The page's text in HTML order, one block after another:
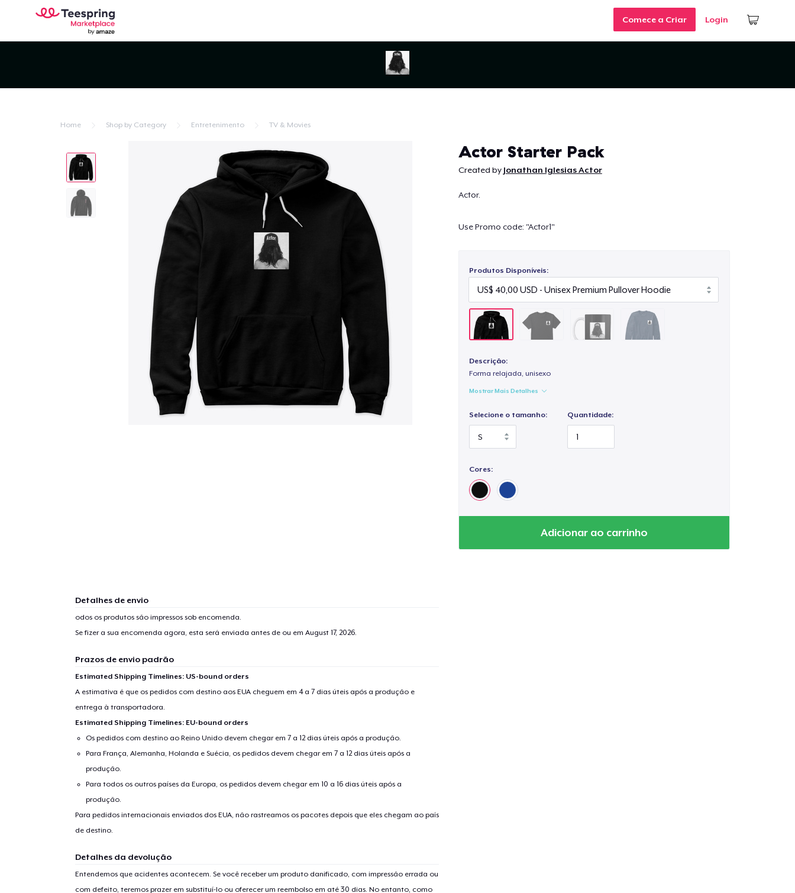
Comece a Criar Login
Home Shop by Category Entretenimento TV & Movies
Actor Starter Pack
Created by Jonathan Iglesias Actor
Actor.
Use Promo code: "Actor1"
Produtos Disponíveis:
Descrição:
Forma relajada, unisexo
Mostrar Mais Detalhes
Selecione o tamanho: Quantidade:
Cores:
Adicionar ao carrinho
Detalhes de envio
odos os produtos são impressos sob encomenda.
Se fizer a sua encomenda agora, esta será enviada antes de ou em August 17, 2026.
Prazos de envio padrão
Estimated Shipping Timelines: US-bound orders
A estimativa é que os pedidos com destino aos EUA cheguem em 4 a 7 dias úteis após a produção e
entrega à transportadora.
Estimated Shipping Timelines: EU-bound orders
Os pedidos com destino ao Reino Unido devem chegar em 7 a 12 dias úteis após a produção.
Para França, Alemanha, Holanda e Suécia, os pedidos devem chegar em 7 a 12 dias úteis após a
produção.
Para todos os outros países da Europa, os pedidos devem chegar em 10 a 16 dias úteis após a
produção.
Para pedidos internacionais enviados dos EUA, não rastreamos os pacotes depois que eles chegam ao país
de destino.
Detalhes da devolução
Entendemos que acidentes acontecem. Se você receber um produto danificado, com impressão errada ou
com defeito, teremos prazer em substituí-lo ou oferecer um reembolso em até 30 dias. No entanto, como
1artigo adicionado ao Carrinho